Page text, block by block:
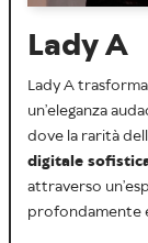
Lady A
Lady A
un’eleganza
dove la rarità
digitale
attraverso
profondamente